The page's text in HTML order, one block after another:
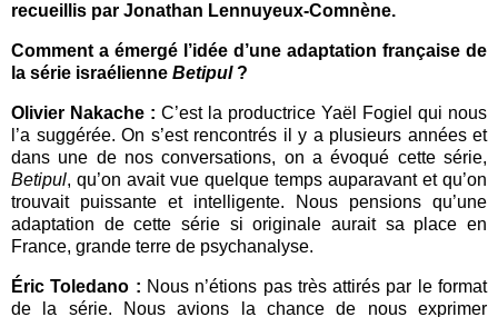
recueillis par Jonathan Lennuyeux-Comnène.
Comment a émergé l’idée d’une adaptation française de
la série israélienne Betipul?
Olivier Nakache : C’est la productrice Yaël Fogiel qui nous
l’a suggérée. On s’est rencontrés il y a plusieurs années et
dans une de nos conversations, on a évoqué cette série,
Betipul, qu’on avait vue quelque temps auparavant et qu’on
trouvait puissante et intelligente. Nous pensions qu’une
adaptation de cette série si originale aurait sa place en
France, grande terre de psychanalyse.
Éric Toledano : Nous n’étions pas très attirés par le format
de la série. Nous avions la chance de nous exprimer